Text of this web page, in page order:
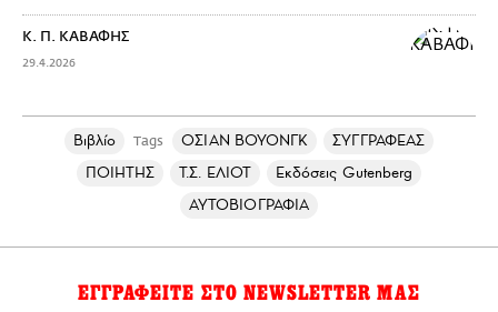
Κ. Π. ΚΑΒΑΦΗΣ
29.4.2026
Βιβλίο Tags ΟΣΙΑΝ ΒΟΥΟΝΓΚ
ΣΥΓΓΡΑΦΕΑΣ
ΠΟΙΗΤΗΣ
Τ.Σ. ΕΛΙΟΤ
Eκδόσεις Gutenberg
ΑΥΤΟΒΙΟΓΡΑΦΙΑ
ΕΓΓΡΑΦΕΙΤΕ ΣΤΟ NEWSLETTER ΜΑΣ